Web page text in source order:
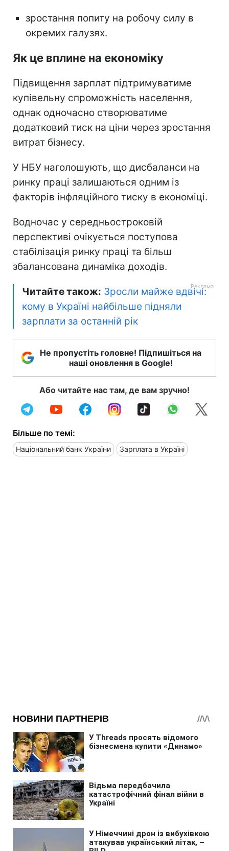
зростання попиту на робочу силу в
окремих галузях.
Як це вплине на економіку
Підвищення зарплат підтримуватиме
купівельну спроможність населення,
однак одночасно створюватиме
додатковий тиск на ціни через зростання
витрат бізнесу.
У НБУ наголошують, що дисбаланси на
ринку праці залишаються одним із
факторів інфляційного тиску в економіці.
Водночас у середньостроковій
перспективі очікується поступова
стабілізація ринку праці та більш
збалансована динаміка доходів.
Читайте також: Зросли майже вдвічі:
кому в Україні найбільше підняли
зарплати за останній рік
Не пропустіть головне! Підпишіться на
наші оновлення в Google!
Або читайте нас там, де вам зручно!
Більше по темі:
Національний банк України Зарплата в Україні